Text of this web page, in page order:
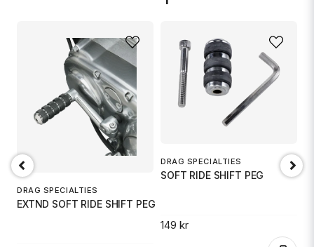
Mejladress
Ja, ni får publicera min fråga
DRAG SPECIALTIES
EXTND SOFT RIDE SHIFT PEG
DRAG SPECIALTIES
SOFT RIDE SHIFT PEG
149 kr